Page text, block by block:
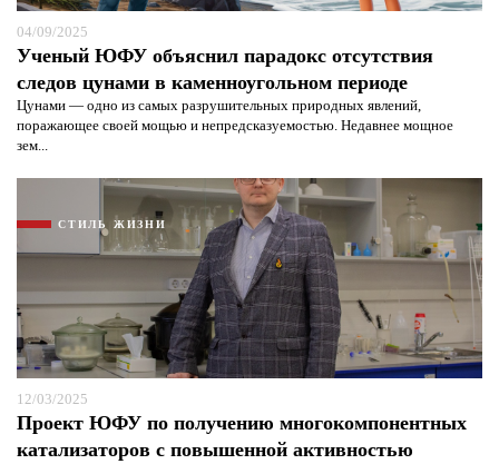
04/09/2025
Ученый ЮФУ объяснил парадокс отсутствия
следов цунами в каменноугольном периоде
Цунами — одно из самых разрушительных природных явлений,
поражающее своей мощью и непредсказуемостью. Недавнее мощное
зем...
СТИЛЬ ЖИЗНИ
12/03/2025
Проект ЮФУ по получению многокомпонентных
катализаторов с повышенной активностью